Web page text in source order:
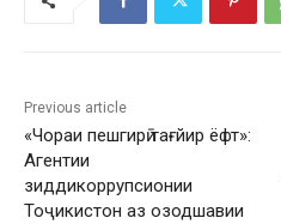
Previous article
«Чораи пешгирӣ тағйир ёфт»:
Агентии
зиддикоррупсионии
Тоҷикистон аз озодшавии